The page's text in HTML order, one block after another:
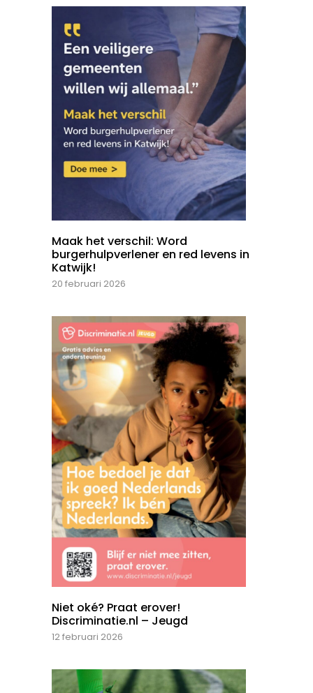
Maak het verschil: Word
burgerhulpverlener en red levens in
Katwijk!
20 februari 2026
Niet oké? Praat erover!
Discriminatie.nl – Jeugd
12 februari 2026